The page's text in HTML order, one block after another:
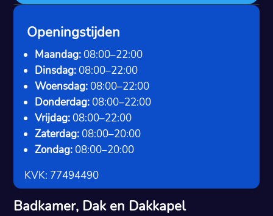
Openingstijden
Maandag: 08:00–22:00
Dinsdag: 08:00–22:00
Woensdag: 08:00–22:00
Donderdag: 08:00–22:00
Vrijdag: 08:00–22:00
Zaterdag: 08:00–20:00
Zondag: 08:00–20:00
KVK: 77494490
Badkamer, Dak en Dakkapel